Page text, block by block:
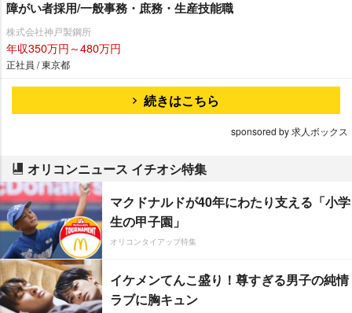
障がい者採用/一般事務・庶務・生産技能職
株式会社神戸製鋼所
年収350万円～480万円
正社員 / 東京都
続きはこちら
sponsored by 求人ボックス
オリコンニュース イチオシ特集
マクドナルドが40年にわたり支える「小学
生の甲子園」
オリコンタイアップ特集
イケメンてんこ盛り！尊すぎる男子の純情
ラブに胸キュン